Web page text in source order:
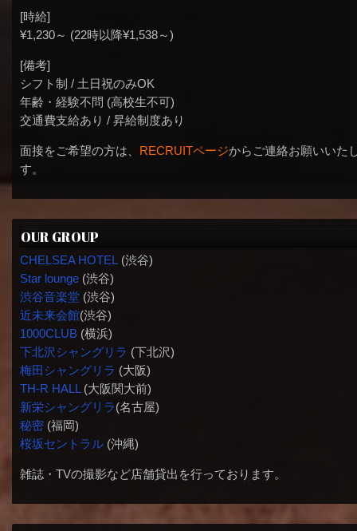
[時給]
¥1,230～ (22時以降¥1,538～)
[備考]
シフト制 / 土日祝のみOK
年齢・経験不問 (高校生不可)
交通費支給あり / 昇給制度あり
面接をご希望の方は、 RECRUITページからご連絡お願いいた
す。
OUR GROUP
CHELSEA HOTEL (渋谷)
Star lounge(渋谷)
渋谷音楽堂(渋谷)
近未来会館(渋谷)
1000CLUB(横浜)
下北沢シャングリラ (下北沢)
梅田シャングリラ (大阪)
TH-R HALL(大阪関大前)
新栄シャングリラ(名古屋)
秘密(福岡)
桜坂セントラル(沖縄)
雑誌・TVの撮影など店舗貸出を行っております。